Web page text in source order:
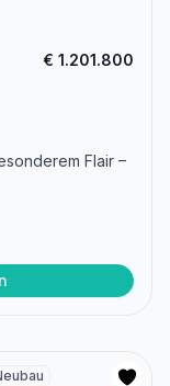
€ 1.201.800
Flair –